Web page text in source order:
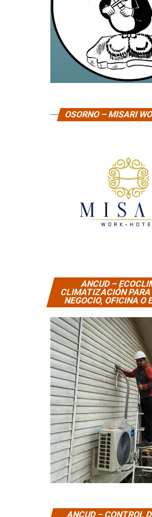
OSORNO – MISARI
ANCUD –
CLIMATIZACIÓN PARA
NEGOCIO, OFICINA O
ANCUD – CONTROL